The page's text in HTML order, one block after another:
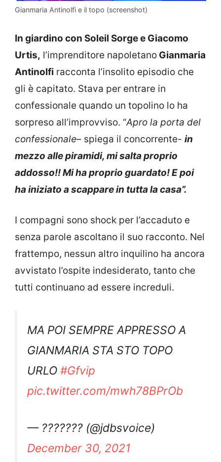
Gianmaria Antinolfi e il topo (screenshot)
In giardino con Soleil Sorge e Giacomo
Urtis, l’imprenditore napoletano Gianmaria
Antinolfi racconta l’insolito episodio che
gli è capitato. Stava per entrare in
confessionale quando un topolino lo ha
sorpreso all’improvviso. “Apro la porta del
confessionale– spiega il concorrente- in
mezzo alle piramidi, mi salta proprio
addosso!! Mi ha proprio guardato! E poi
ha iniziato a scappare in tutta la casa”.
I compagni sono shock per l’accaduto e
senza parole ascoltano il suo racconto. Nel
frattempo, nessun altro inquilino ha ancora
avvistato l’ospite indesiderato, tanto che
tutti continuano ad essere increduli.
MA POI SEMPRE APPRESSO A
GIANMARIA STA STO TOPO
URLO #Gfvip
pic.twitter.com/mwh78BPrOb
— ??????? (@jdbsvoice)
December 30, 2021